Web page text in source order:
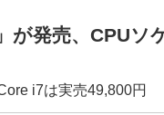
が発売、CPUソ
i7は実売49,800円